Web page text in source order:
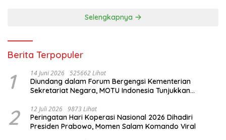
Selengkapnya
Berita Terpopuler
1 14 Juni 2026 525662 Lihat
Diundang dalam Forum Bergengsi Kementerian
Sekretariat Negara, MOTU Indonesia Tunjukkan
2 12 Juli 2026 9873 Lihat
Peringatan Hari Koperasi Nasional 2026 Dihadiri
Presiden Prabowo, Momen Salam Komando Viral